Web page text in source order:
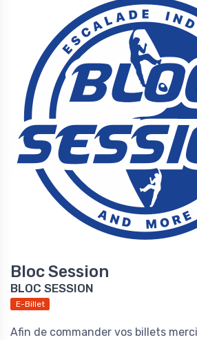
Bloc Session
BLOC SESSION
E-Billet
Afin de commander vos billets